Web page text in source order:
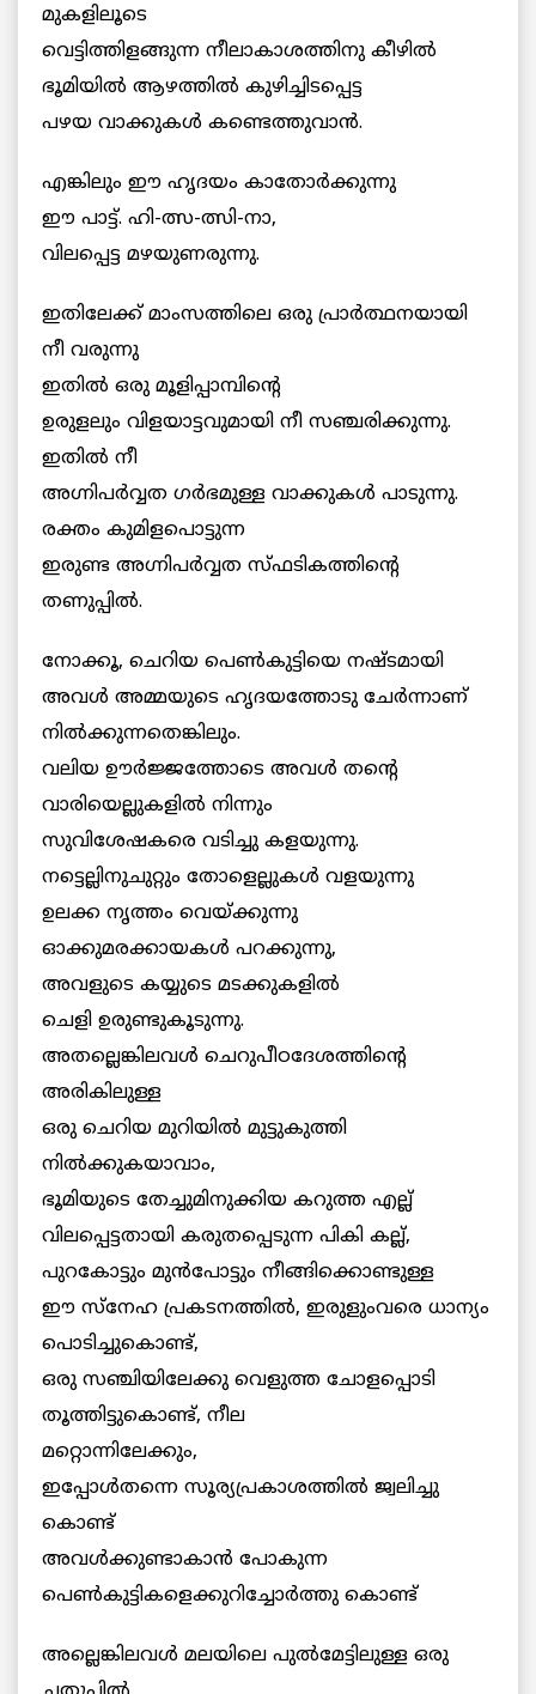
മുകളിലൂടെ
വെട്ടിത്തിളങ്ങുന്ന നീലാകാശത്തിനു കീഴില്‍
ഭൂമിയില്‍ ആഴത്തില്‍ കുഴിച്ചിടപ്പെട്ട
പഴയ വാക്കുകള്‍ കണ്ടെത്തുവാന്‍.
എങ്കിലും ഈ ഹൃദയം കാതോര്‍ക്കുന്നു
ഈ പാട്ട്. ഹി-ത്സ-ത്സി-നാ,
വിലപ്പെട്ട മഴയുണരുന്നു.
ഇതിലേക്ക് മാംസത്തിലെ ഒരു പ്രാര്‍ത്ഥനയായി
നീ വരുന്നു
ഇതില്‍ ഒരു മൂളിപ്പാമ്പിന്റെ
ഉരുളലും വിളയാട്ടവുമായി നീ സഞ്ചരിക്കുന്നു.
ഇതില്‍ നീ
അഗ്നിപര്‍വ്വത ഗര്‍ഭമുള്ള വാക്കുകള്‍ പാടുന്നു.
രക്തം കുമിളപൊട്ടുന്ന
ഇരുണ്ട അഗ്നിപര്‍വ്വത സ്ഫടികത്തിന്റെ
തണുപ്പില്‍.
നോക്കൂ, ചെറിയ പെണ്‍കുട്ടിയെ നഷ്ടമായി
അവള്‍ അമ്മയുടെ ഹൃദയത്തോടു ചേര്‍ന്നാണ്
നില്‍ക്കുന്നതെങ്കിലും.
വലിയ ഊര്‍ജ്ജത്തോടെ അവള്‍ തന്റെ
വാരിയെല്ലുകളില്‍ നിന്നും
സുവിശേഷകരെ വടിച്ചു കളയുന്നു.
നട്ടെല്ലിനുചുറ്റും തോളെല്ലുകള്‍ വളയുന്നു
ഉലക്ക നൃത്തം വെയ്ക്കുന്നു
ഓക്കുമരക്കായകള്‍ പറക്കുന്നു,
അവളുടെ കയ്യുടെ മടക്കുകളില്‍
ചെളി ഉരുണ്ടുകൂടുന്നു.
അതല്ലെങ്കിലവള്‍ ചെറുപീഠദേശത്തിന്റെ
അരികിലുള്ള
ഒരു ചെറിയ മുറിയില്‍ മുട്ടുകുത്തി
നില്‍ക്കുകയാവാം,
ഭൂമിയുടെ തേച്ചുമിനുക്കിയ കറുത്ത എല്ല്
വിലപ്പെട്ടതായി കരുതപ്പെടുന്ന പികി കല്ല്,
പുറകോട്ടും മുന്‍പോട്ടും നീങ്ങിക്കൊണ്ടുള്ള
ഈ സ്നേഹ പ്രകടനത്തില്‍, ഇരുളുംവരെ ധാന്യം
പൊടിച്ചുകൊണ്ട്,
ഒരു സഞ്ചിയിലേക്കു വെളുത്ത ചോളപ്പൊടി
തൂത്തിട്ടുകൊണ്ട്, നീല
മറ്റൊന്നിലേക്കും,
ഇപ്പോള്‍തന്നെ സൂര്യപ്രകാശത്തില്‍ ജ്വലിച്ചു
കൊണ്ട്
അവള്‍ക്കുണ്ടാകാന്‍ പോകുന്ന
പെണ്‍കുട്ടികളെക്കുറിച്ചോര്‍ത്തു കൊണ്ട്
അല്ലെങ്കിലവള്‍ മലയിലെ പുല്‍മേട്ടിലുള്ള ഒരു